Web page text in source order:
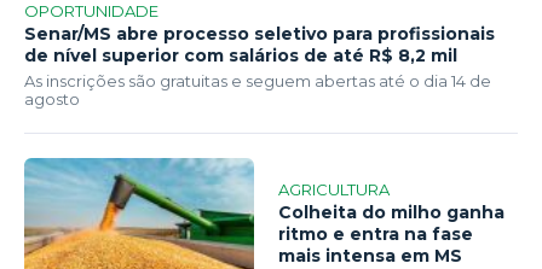
OPORTUNIDADE
Senar/MS abre processo seletivo para profissionais
de nível superior com salários de até R$ 8,2 mil
As inscrições são gratuitas e seguem abertas até o dia 14 de
agosto
AGRICULTURA
Colheita do milho ganha
ritmo e entra na fase
mais intensa em MS